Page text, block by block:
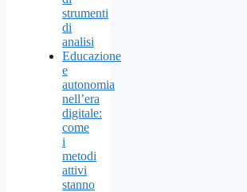
strumenti
di
analisi
Educazione
e
autonomia
nell’era
digitale:
come
i
metodi
attivi
stanno